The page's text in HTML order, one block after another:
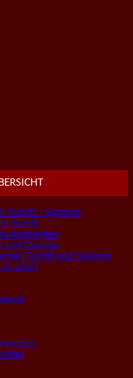
Schrift + Sprache
Schrift
Arabischen
und Dialekte
Schrift und Sprache
Islam